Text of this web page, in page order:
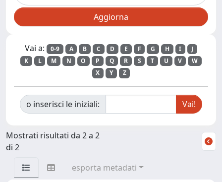
Vai a: 0-9 A B C D E F G H I
J
K
L M N O P Q R S T U V
W
X
Y Z
o inserisci le iniziali:
Mostrati risultati da 2 a 2
di 2
esporta metadati